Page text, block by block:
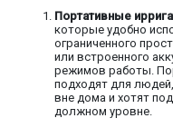
Портативные
которые удобно
ограниченного
или встроенного
режимов работы.
подходят для
вне дома и хотят
должном уровне.